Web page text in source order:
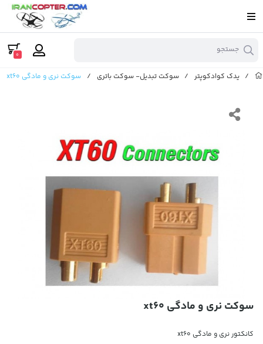
جستجو 0
/ یدک کوادکوپتر / سوکت تبدیل- سوکت باتری / سوکت نری و مادگی xt60
سوکت نری و مادگی xt60
کانکتور نری و مادگی xt60